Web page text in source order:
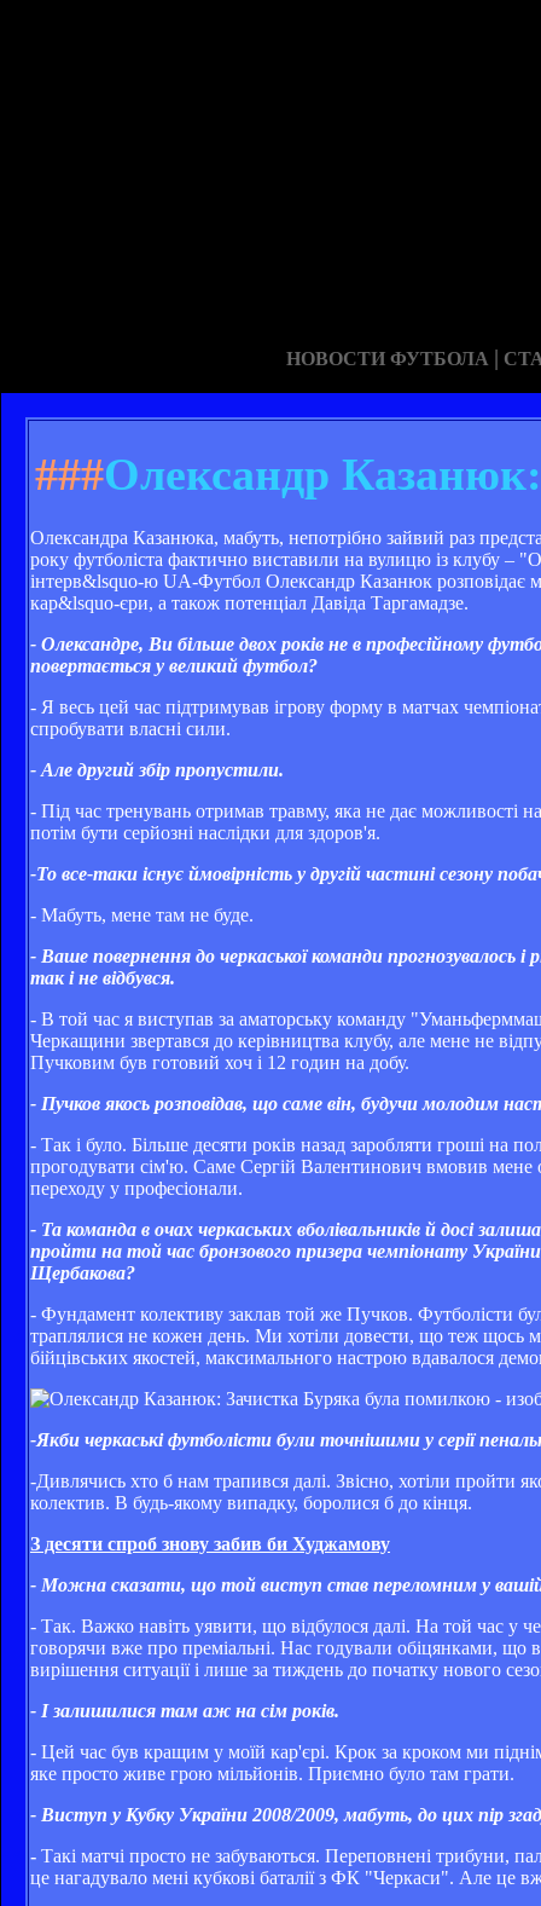
НОВОСТИ ФУТБОЛА |
###Олександр
Олександра Казанюка, мабуть, непотрібно зайвий раз
року футболіста фактично виставили на вулицю із клубу –
інтерв&lsquo-ю UA-Футбол Олександр Казанюк розповідає
кар&lsquo-єри, а також потенціал Давіда Таргамадзе.
- Олександре, Ви більше двох років не в професійному
повертається у великий футбол?
- Я весь цей час підтримував ігрову форму в матчах
спробувати власні сили.
- Але другий збір пропустили.
- Під час тренувань отримав травму, яка не дає можливості
потім бути серйозні наслідки для здоров'я.
-То все-таки існує ймовірність у другій частині сезону
- Мабуть, мене там не буде.
- Ваше повернення до черкаської команди прогнозувалось
так і не відбувся.
- В той час я виступав за аматорську команду
Черкащини звертався до керівництва клубу, але мене не
Пучковим був готовий хоч і 12 годин на добу.
- Пучков якось розповідав, що саме він, будучи молодим
- Так і було. Більше десяти років назад заробляти гроші на
прогодувати сім'ю. Саме Сергій Валентинович вмовив мене
переходу у професіонали.
- Та команда в очах черкаських вболівальників й досі
пройти на той час бронзового призера чемпіонату
Щербакова?
- Фундамент колективу заклав той же Пучков. Футболісти
траплялися не кожен день. Ми хотіли довести, що теж щось
бійцівських якостей, максимального настрою вдавалося
-Якби черкаські футболісти були точнішими у серії
-Дивлячись хто б нам трапився далі. Звісно, хотіли пройти
колектив. В будь-якому випадку, боролися б до кінця.
З десяти спроб знову забив би Худжамову
- Можна сказати, що той виступ став переломним у
- Так. Важко навіть уявити, що відбулося далі. На той час у
говорячи вже про преміальні. Нас годували обіцянками, що
вирішення ситуації і лише за тиждень до початку нового
- І залишилися там аж на сім років.
- Цей час був кращим у моїй кар'єрі. Крок за кроком ми
яке просто живе грою мільйонів. Приємно було там грати.
- Виступ у Кубку України 2008/2009, мабуть, до цих пір
- Такі матчі просто не забуваються. Переповнені трибуни,
це нагадувало мені кубкові баталії з ФК "Черкаси". Але це